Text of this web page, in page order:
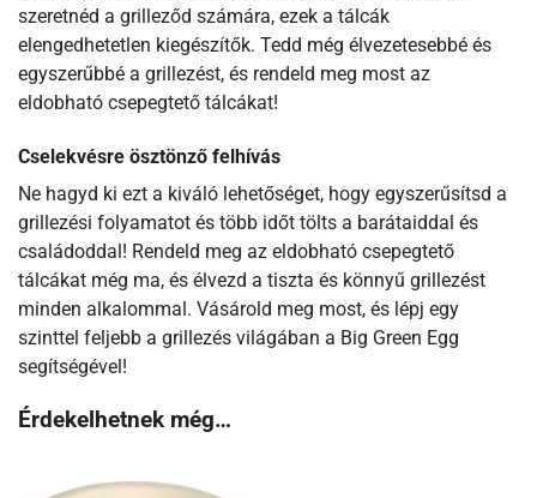
szeretnéd a grilleződ számára, ezek a tálcák
elengedhetetlen kiegészítők. Tedd még élvezetesebbé és
egyszerűbbé a grillezést, és rendeld meg most az
eldobható csepegtető tálcákat!
Cselekvésre ösztönző felhívás
Ne hagyd ki ezt a kiváló lehetőséget, hogy egyszerűsítsd a
grillezési folyamatot és több időt tölts a barátaiddal és
családoddal! Rendeld meg az eldobható csepegtető
tálcákat még ma, és élvezd a tiszta és könnyű grillezést
minden alkalommal. Vásárold meg most, és lépj egy
szinttel feljebb a grillezés világában a Big Green Egg
segítségével!
Érdekelhetnek még…